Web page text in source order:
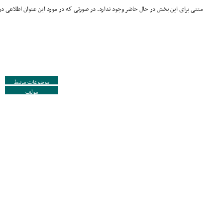
متنی برای این بخش در حال حاضر وجود ندارد. در صورتی که در مورد این عنوان اطلاعی
موضوعات مرتبط
مولف